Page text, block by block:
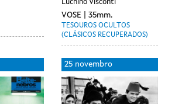
Luchino Visconti
VOSE 35mm.
TESOUROS OCULTOS
(CLÁSICOS RECUPERADOS)
25 novembro